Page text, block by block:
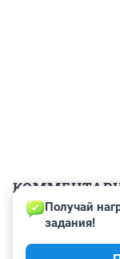
Гость
Получай
задания!